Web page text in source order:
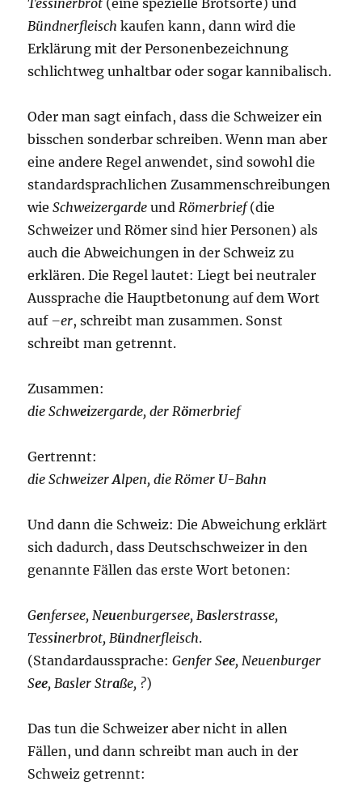
Tessinerbrot (eine spezielle Brotsorte) und
Bündnerfleisch kaufen kann, dann wird die
Erklärung mit der Personenbezeichnung
schlichtweg unhaltbar oder sogar kannibalisch.
Oder man sagt einfach, dass die Schweizer ein
bisschen sonderbar schreiben. Wenn man aber
eine andere Regel anwendet, sind sowohl die
standardsprachlichen Zusammenschreibungen
wieSchweizergarde undRömerbrief(die
Schweizer und Römer sind hier Personen) als
auch die Abweichungen in der Schweiz zu
erklären. Die Regel lautet: Liegt bei neutraler
Aussprache die Hauptbetonung auf dem Wort
auf –er, schreibt man zusammen. Sonst
schreibt man getrennt.
Zusammen:
die Schweizergarde, der Römerbrief
Gertrennt:
die SchweizerAlpen, die Römer U-Bahn
Und dann die Schweiz: Die Abweichung erklärt
sich dadurch, dass Deutschschweizer in den
genannte Fällen das erste Wort betonen:
Genfersee, Neuenburgersee, Baslerstrasse,
Tessinerbrot, Bündnerfleisch.
(Standardaussprache:Genfer See, Neuenburger
See, Basler Straße, ?)
Das tun die Schweizer aber nicht in allen
Fällen, und dann schreibt man auch in der
Schweiz getrennt: